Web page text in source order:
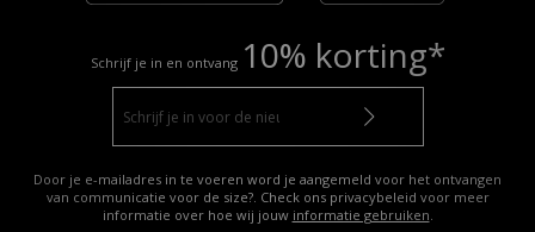
Schrijf je in en ontvang 10% korting*
Door je e-mailadres in te voeren word je aangemeld voor het ontvangen
van communicatie voor de size?. Check ons privacybeleid voor meer
informatie over hoe wij jouw informatie gebruiken.